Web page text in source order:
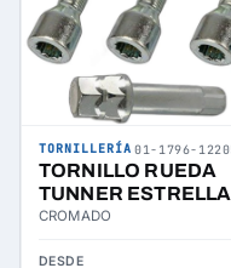
TORNILLERÍA
TORNILLO RUEDA
TUNNER ESTRELLA
CROMADO
DESDE